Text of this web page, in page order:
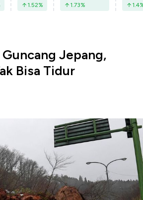
1.52% 1.73% 1.4
Jepang,
Bisa Tidur